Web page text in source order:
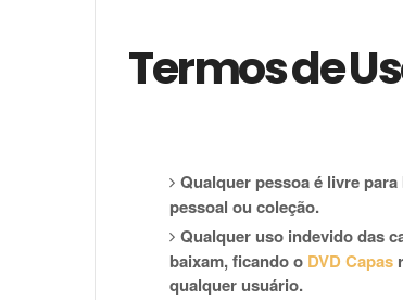
Termos de
Qualquer pessoa é livre
pessoal ou coleção.
Qualquer uso indevido das
baixam, ficando o DVD Capas
qualquer usuário.